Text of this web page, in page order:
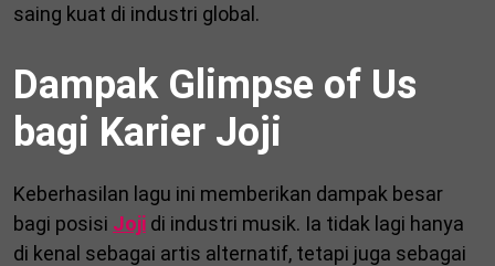
saing kuat di industri global.
Dampak Glimpse of Us
bagi Karier Joji
Keberhasilan lagu ini memberikan dampak besar
bagi posisi Joji di industri musik. Ia tidak lagi hanya
di kenal sebagai artis alternatif, tetapi juga sebagai